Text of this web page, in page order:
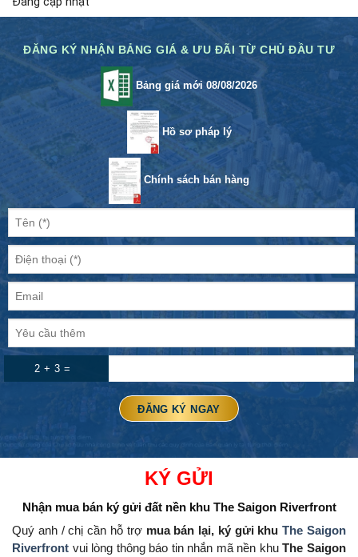
ĐĂNG KÝ NHẬN BẢNG GIÁ & ƯU ĐÃI TỪ CHỦ ĐẦU TƯ
Bảng giá mới 08/08/2026
Hồ sơ pháp lý
Chính sách bán hàng
2 + 3 =
KÝ GỬI
Nhận mua bán ký gửi đất nềnkhu The Saigon Riverfront
Quý anh / chị cần hỗ trợ mua bán lại, ký gửi khuThe Saigon
Riverfront vui lòng thông báo tin nhắn mã nền khuThe Saigon